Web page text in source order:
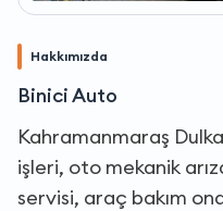
Hakkımızda
Binici Auto
Kahramanmaraş
işleri, oto mekanik
servisi, araç bakım